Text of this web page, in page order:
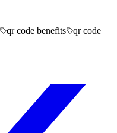
qr code benefits
qr code